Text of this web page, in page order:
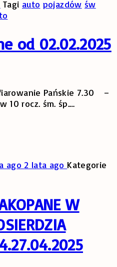
Tagi auto pojazdów św
od 02.02.2025
Pańskie 7.30 –
10 rocz. śm. śp.…
ago 2 lata ago Kategorie
W